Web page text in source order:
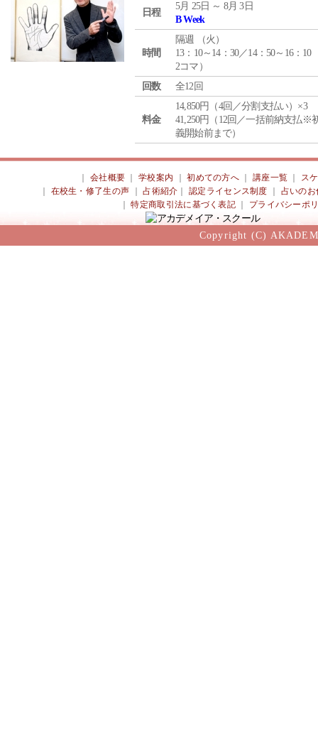
日程
5月 25日 ～ 8月 3日
B Week
時間
隔週 （火 ）
13：10～14：30／14：50～16：10
2コマ）
回数
全12回
料金
14,850円（4回／分割支払い）×3
41,250円（12回／一括前納支払※
義開始前まで）
会社概要 ｜学校案内 ｜初めての方へ 講座一覧
ス
在校生・修了生の声 ｜占術紹介 ｜認定ライセンス制度
占いのお
｜特定商取引法に基づく表記 プライバシーポ
Copyright (C)